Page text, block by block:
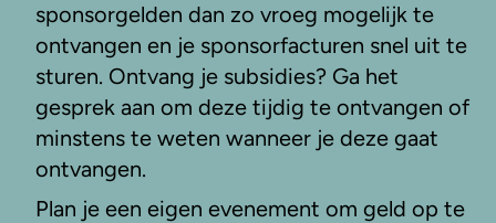
sponsorgelden dan zo vroeg mogelijk te
ontvangen en je sponsorfacturen snel uit te
sturen. Ontvang je subsidies? Ga het
gesprek aan om deze tijdig te ontvangen of
minstens te weten wanneer je deze gaat
ontvangen.
Plan je een eigen evenement om geld op te